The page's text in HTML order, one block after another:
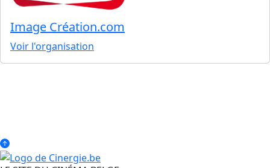
Image Création.com
Voir l'organisation